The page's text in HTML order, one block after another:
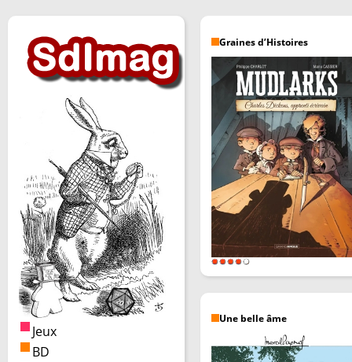
Jeux
BD
Graines d’Histoires
Une belle âme